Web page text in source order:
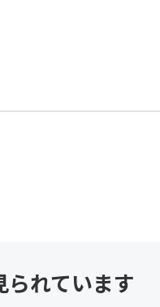
られています